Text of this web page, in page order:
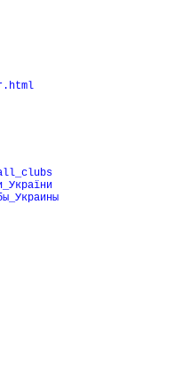
. html
_ України